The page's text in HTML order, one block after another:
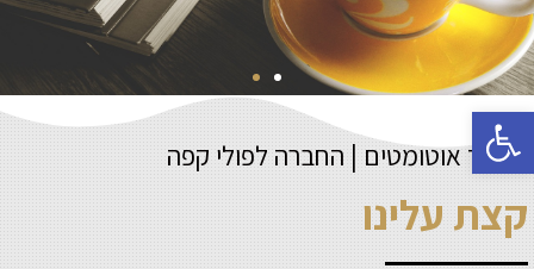
פתח סרגל נגישותפולי קפה
בן דוד אוטומטים | החברה לפולי קפה
קצת עלינו